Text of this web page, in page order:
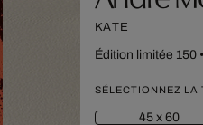
KATE
Édition limitée 150•
SÉLECTIONNEZ LA
45 x 60